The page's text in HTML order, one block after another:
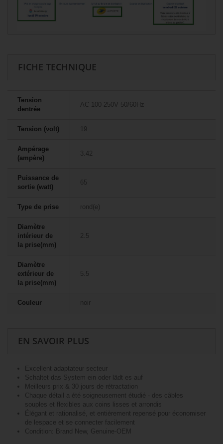
FICHE TECHNIQUE
Tension
dentrée
AC 100-250V 50/60Hz
Tension (volt) 19
Ampérage
(ampère)
3.42
Puissance de
sortie (watt)
65
Type de prise rond(e)
Diamètre
intérieur de
la prise(mm)
2.5
Diamètre
extérieur de
la prise(mm)
5.5
Couleur noir
EN SAVOIR PLUS
Excellent adaptateur secteur
Schaltet das System ein oder lädt es auf
Meilleurs prix & 30 jours de rétractation
Chaque détail a été soigneusement étudié - des câbles
souples et flexibles aux coins lisses et arrondis
Élégant et rationalisé, et entièrement repensé pour économiser
de lespace et se connecter facilement
Condition: Brand New, Genuine-OEM